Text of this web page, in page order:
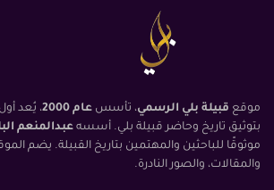
موقع قبيلة بلي الرسمي، تأسس عام 2000
، يُعد
بتوثيق تاريخ وحاضر قبيلة بلي. أسسه عبدالمنعم
موثوقًا للباحثين والمهتمين بتاريخ القبيلة. يضم
والمقالات، والصور النادرة.